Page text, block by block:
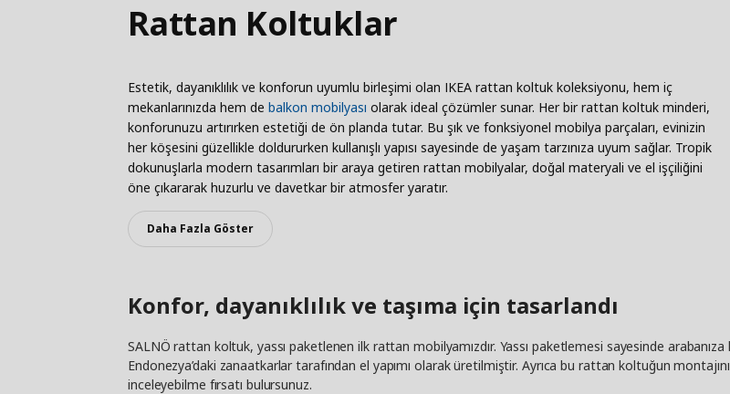
Rattan Koltuklar
Estetik, dayanıklılık ve konforun uyumlu birleşimi olan IKEA rattan koltuk koleksiyonu, hem iç
mekanlarınızda hem de balkon mobilyası olarak ideal çözümler sunar. Her bir rattan koltuk minderi,
konforunuzu artırırken estetiği de ön planda tutar. Bu şık ve fonksiyonel mobilya parçaları, evinizin
her köşesini güzellikle doldururken kullanışlı yapısı sayesinde de yaşam tarzınıza uyum sağlar. Tropik
dokunuşlarla modern tasarımları bir araya getiren rattan mobilyalar, doğal materyali ve el işçiliğini
öne çıkararak huzurlu ve davetkar bir atmosfer yaratır.
Daha Fazla Göster
Konfor, dayanıklılık ve taşıma için tasarlandı
SALNÖ rattan koltuk, yassı paketlenen ilk rattan mobilyamızdır. Yassı paketlemesi sayesinde arabanıza
Endonezya’daki zanaatkarlar tarafından el yapımı olarak üretilmiştir. Ayrıca bu rattan koltuğun
inceleyebilme fırsatı bulursunuz.